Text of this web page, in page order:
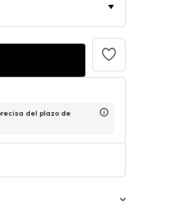
del plazo de